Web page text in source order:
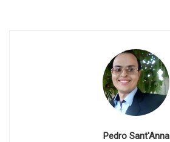
Pedro Sant'Anna